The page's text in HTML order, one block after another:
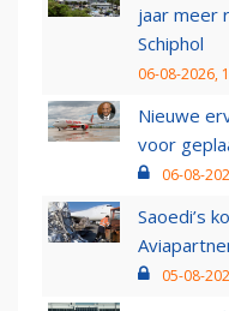
jaar meer
Schiphol
06-08-2026,
Nieuwe
voor
06-08-
Saoedi’s
05-08-